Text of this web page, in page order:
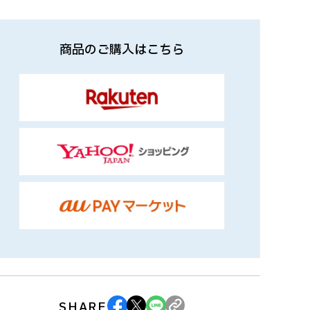
商品のご購入はこちら